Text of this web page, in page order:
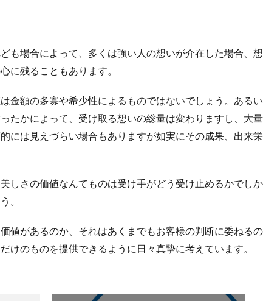
も場合によって、多くは強い人の想いが介在した場合、
に残ることもあります。
金額の多寡や希少性によるものではないでしょう。ある
たかによって、受け取る想いの総量は変わりますし、大
には見えづらい場合もありますが如実にその成果、出来栄
しさの価値なんてものは受け手がどう受け止めるかでし
。
値があるのか、それはあくまでもお客様の判断に委ねる
けのものを提供できるように日々真摯に考えています。